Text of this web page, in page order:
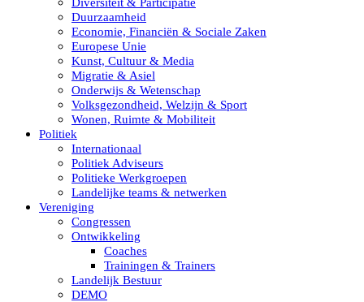
Duurzaamheid
Economie, Financiën & Sociale Zaken
Europese Unie
Kunst, Cultuur & Media
Migratie & Asiel
Onderwijs & Wetenschap
Volksgezondheid, Welzijn & Sport
Wonen, Ruimte & Mobiliteit
Politiek
Internationaal
Politiek Adviseurs
Politieke Werkgroepen
Landelijke teams & netwerken
Vereniging
Congressen
Ontwikkeling
Coaches
Trainingen & Trainers
Landelijk Bestuur
DEMO